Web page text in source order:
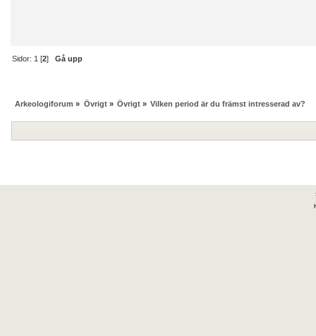
Sidor: 1 [2]Gå upp
Arkeologiforum » Övrigt» Övrigt» Vilken period är du främst intresserad av?